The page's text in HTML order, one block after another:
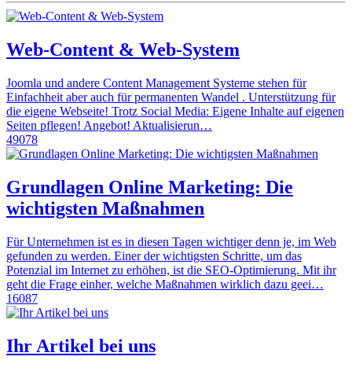
Web-Content & Web-System
Joomla und andere Content Management Systeme stehen für
Einfachheit aber auch für permanenten Wandel . Unterstützung für
die eigene Webseite! Trotz Social Media: Eigene Inhalte auf eigenen
Seiten pflegen! Angebot! Aktualisierun…
49078
Grundlagen Online Marketing: Die
wichtigsten Maßnahmen
Für Unternehmen ist es in diesen Tagen wichtiger denn je, im Web
gefunden zu werden. Einer der wichtigsten Schritte, um das
Potenzial im Internet zu erhöhen, ist die SEO-Optimierung. Mit ihr
geht die Frage einher, welche Maßnahmen wirklich dazu geei…
16087
Ihr Artikel bei uns